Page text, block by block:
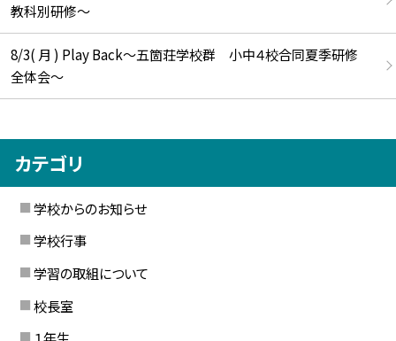
教科別研修～
8/3( 月 ) Play Back～五箇荘学校群 小中４校合同夏季研修
全体会～
カテゴリ
学校からのお知らせ
学校行事
学習の取組について
校長室